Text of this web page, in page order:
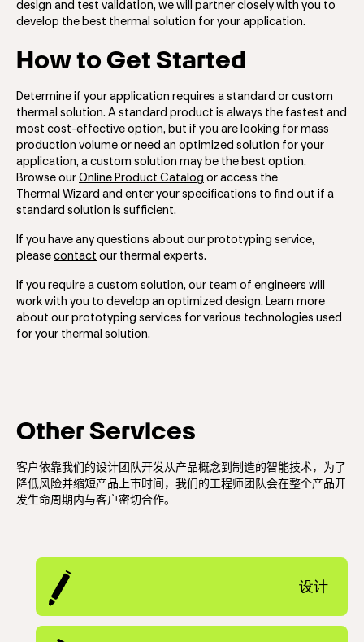
design and test validation, we will partner closely with you to
develop the best thermal solution for your application.
How to Get Started
Determine if your application requires a standard or custom
thermal solution. A standard product is always the fastest and
most cost-effective option, but if you are looking for mass
production volume or need an optimized solution for your
application, a custom solution may be the best option.
Browse our Online Product Catalog or access the
Thermal Wizard and enter your specifications to find out if a
standard solution is sufficient.
If you have any questions about our prototyping service,
please contact our thermal experts.
If you require a custom solution, our team of engineers will
work with you to develop an optimized design. Learn more
about our prototyping services for various technologies used
for your thermal solution.
Other Services
客户依靠我们的设计团队开发从产品概念到制造的智能技术，为了
降低风险并缩短产品上市时间，我们的工程师团队会在整个产品开
发生命周期内与客户密切合作。
设计